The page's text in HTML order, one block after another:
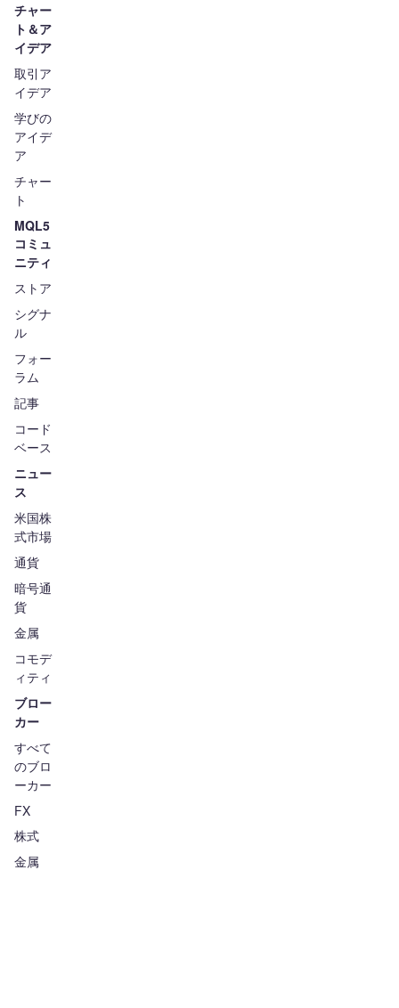
チャー
ト＆ア
イデア
取引ア
イデア
学びの
アイデ
ア
チャー
ト
MQL5
コミュ
ニティ
ストア
シグナ
ル
フォー
ラム
記事
コード
ベース
ニュー
ス
米国株
式市場
通貨
暗号通
貨
金属
コモデ
ィティ
ブロー
カー
すべて
のブロ
ーカー
FX
株式
金属